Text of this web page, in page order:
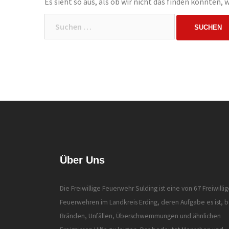
Über Uns
Die Freiwillige Feuerwehr Sulding ist eine von 67
Feuerwehren im Landkreis Erding, deren Aufgabe es ist,
Bränden, Unfällen, Überschwemmungen und ähnlichen